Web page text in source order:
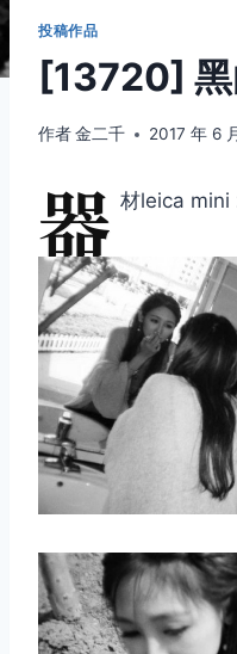
投稿作品
[13720]
作者金二千 2017 年 6
器 材leica mini